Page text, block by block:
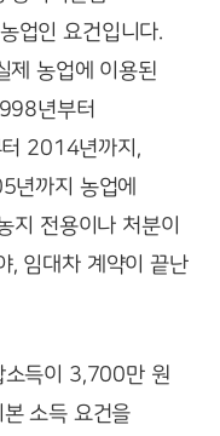
업인 요건입니다.
제 농업에 이용된
년부터
2014년까지,
까지 농업에
지 전용이나 처분이
, 임대차 계약이 끝난
소득이 3,700만 원
소득 요건을